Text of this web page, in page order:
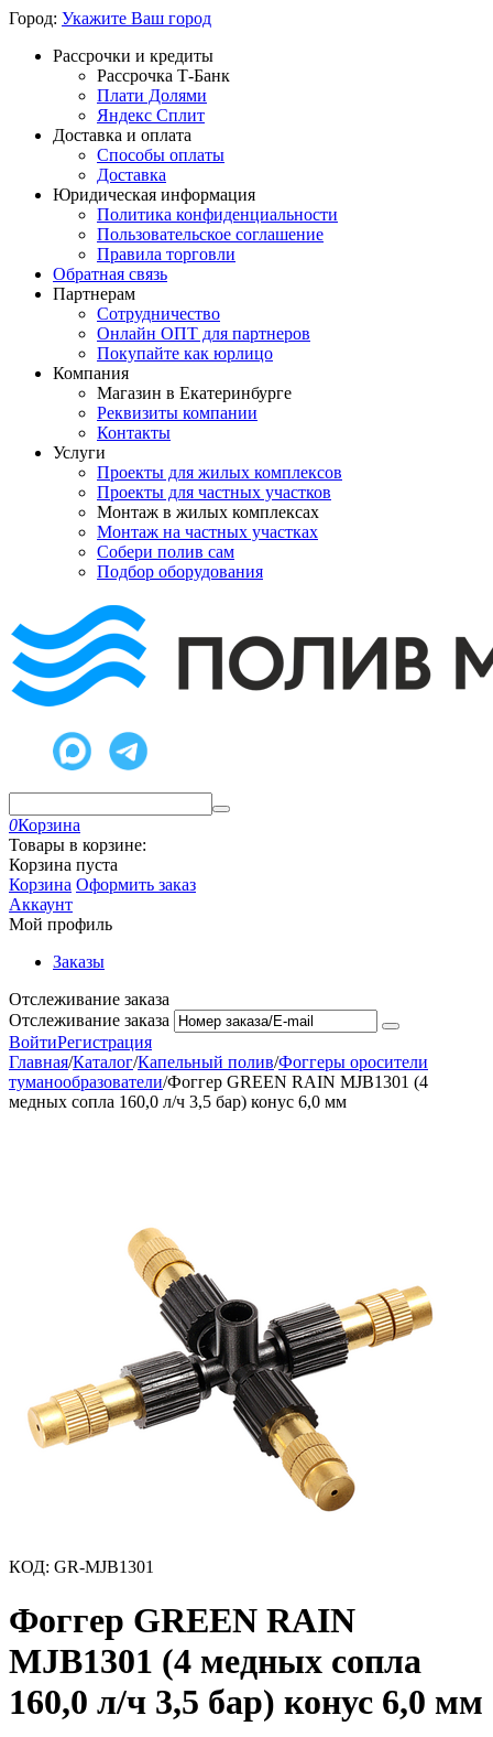
Город: Укажите Ваш город
Рассрочки и кредиты
Рассрочка Т-Банк
Плати Долями
Яндекс Сплит
Доставка и оплата
Способы оплаты
Доставка
Юридическая информация
Политика конфиденциальности
Пользовательское соглашение
Правила торговли
Обратная связь
Партнерам
Сотрудничество
Онлайн ОПТ для партнеров
Покупайте как юрлицо
Компания
Магазин в Екатеринбурге
Реквизиты компании
Контакты
Услуги
Проекты для жилых комплексов
Проекты для частных участков
Монтаж в жилых комплексах
Монтаж на частных участках
Собери полив сам
Подбор оборудования
0Корзина
Товары в корзине:
Корзина пуста
Корзина Оформить заказ
Аккаунт
Мой профиль
Заказы
Отслеживание заказа
Отслеживание заказа
ВойтиРегистрация
Главная/Каталог/Капельный полив/Фоггеры оросители
туманообразователи/Фоггер GREEN RAIN MJB1301 (4
медных сопла 160,0 л/ч 3,5 бар) конус 6,0 мм
КОД: GR-MJB1301
Фоггер GREEN RAIN
MJB1301 (4 медных сопла
160,0 л/ч 3,5 бар) конус 6,0 мм